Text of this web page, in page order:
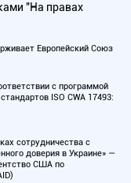
"На правах
Европейский Союз
с программой
ISO CWA 17493:
сотрудничества с
доверия в Украине» —
США по